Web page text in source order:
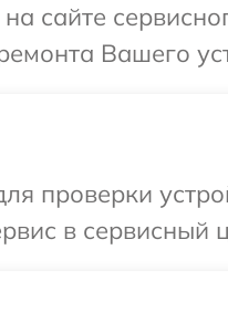
сайте
Вашего
проверки
в сервисный